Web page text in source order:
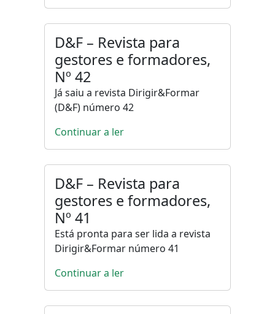
D&F – Revista para
gestores e formadores,
Nº 42
Já saiu a revista Dirigir&Formar
(D&F) número 42
Continuar a ler
D&F – Revista para
gestores e formadores,
Nº 41
Está pronta para ser lida a revista
Dirigir&Formar número 41
Continuar a ler